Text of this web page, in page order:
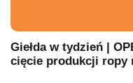
Giełda w tydzień |
cięcie produkcji ropy